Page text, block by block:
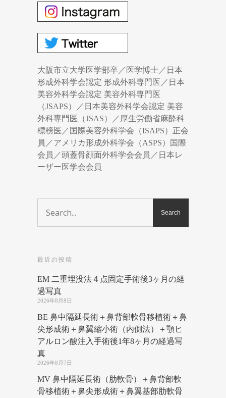
大阪市立大学医学部卒／医学博士／日本
形成外科学会認定 形成外科専門医／日本
美容外科学会認定 美容外科専門医
（JSAPS）／日本美容外科学会認定 美容
外科専門医（JSAS）／厚生労働省麻酔科
標榜医／国際美容外科学会（ISAPS）正会
員／アメリカ形成外科学会（ASPS）国際
会員／頭蓋骨顔面外科学会会員／日本レ
ーザー医学会会員
最近の投稿
EM 二重埋没法４点固定手術後3ヶ月の経
過写真
2026年8月8日
BE 鼻中隔延長術＋鼻背部軟骨移植術＋鼻
尖形成術＋鼻翼縮小術（内側法）＋顎ヒ
アルロン酸注入手術後1年8ヶ月の経過写
真
2026年8月7日
MV 鼻中隔延長術（肋軟骨）＋鼻背部軟
骨移植術＋鼻尖形成術＋鼻翼基部肋軟骨